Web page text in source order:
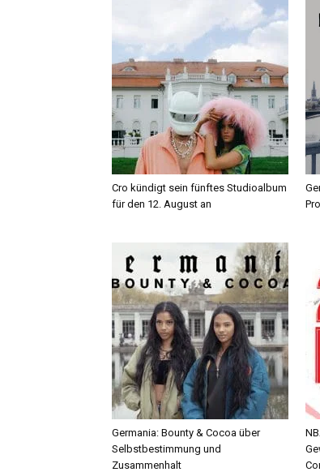
Cro kündigt sein fünftes Studioalbum
für den 12. August an
Germania: Bounty & Cocoa über
Selbstbestimmung und
Zusammenhalt